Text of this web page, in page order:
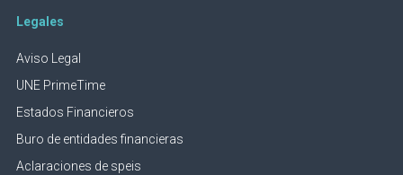
Legales
Aviso Legal
UNE PrimeTime
Estados Financieros
Buro de entidades financieras
Aclaraciones de speis